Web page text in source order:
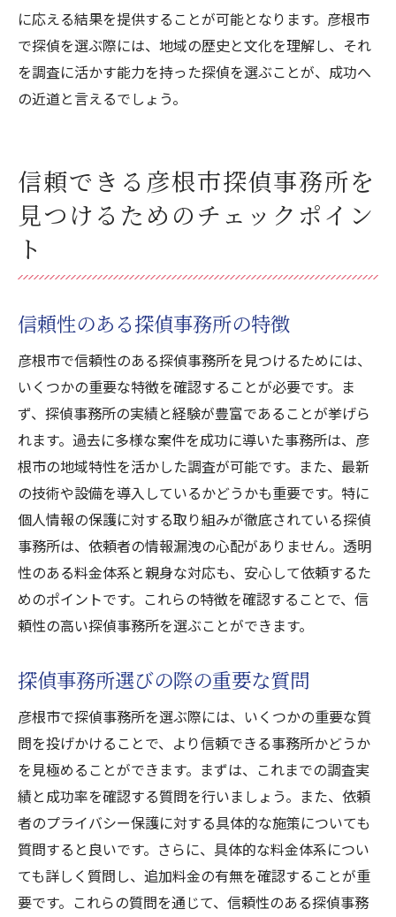
に応える結果を提供することが可能となります。彦根市
で探偵を選ぶ際には、地域の歴史と文化を理解し、それ
を調査に活かす能力を持った探偵を選ぶことが、成功へ
の近道と言えるでしょう。
信頼できる彦根市探偵事務所を
見つけるためのチェックポイン
ト
信頼性のある探偵事務所の特徴
彦根市で信頼性のある探偵事務所を見つけるためには、
いくつかの重要な特徴を確認することが必要です。ま
ず、探偵事務所の実績と経験が豊富であることが挙げら
れます。過去に多様な案件を成功に導いた事務所は、彦
根市の地域特性を活かした調査が可能です。また、最新
の技術や設備を導入しているかどうかも重要です。特に
個人情報の保護に対する取り組みが徹底されている探偵
事務所は、依頼者の情報漏洩の心配がありません。透明
性のある料金体系と親身な対応も、安心して依頼するた
めのポイントです。これらの特徴を確認することで、信
頼性の高い探偵事務所を選ぶことができます。
探偵事務所選びの際の重要な質問
彦根市で探偵事務所を選ぶ際には、いくつかの重要な質
問を投げかけることで、より信頼できる事務所かどうか
を見極めることができます。まずは、これまでの調査実
績と成功率を確認する質問を行いましょう。また、依頼
者のプライバシー保護に対する具体的な施策についても
質問すると良いです。さらに、具体的な料金体系につい
ても詳しく質問し、追加料金の有無を確認することが重
要です。これらの質問を通じて、信頼性のある探偵事務